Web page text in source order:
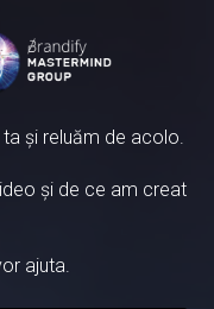
și reluăm de acolo.
și de ce am creat
ajuta.